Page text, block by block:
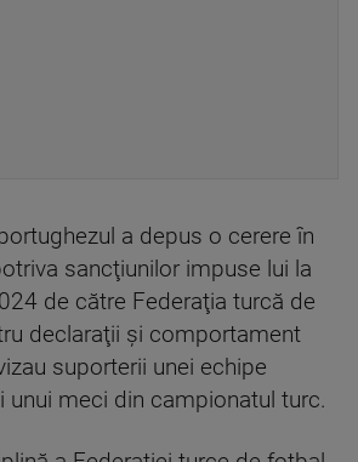
a depus o cerere în
sancţiunilor impuse lui la
de către Federaţia turcă de
declaraţii şi comportament
suporterii unei echipe
unui meci din campionatul turc.